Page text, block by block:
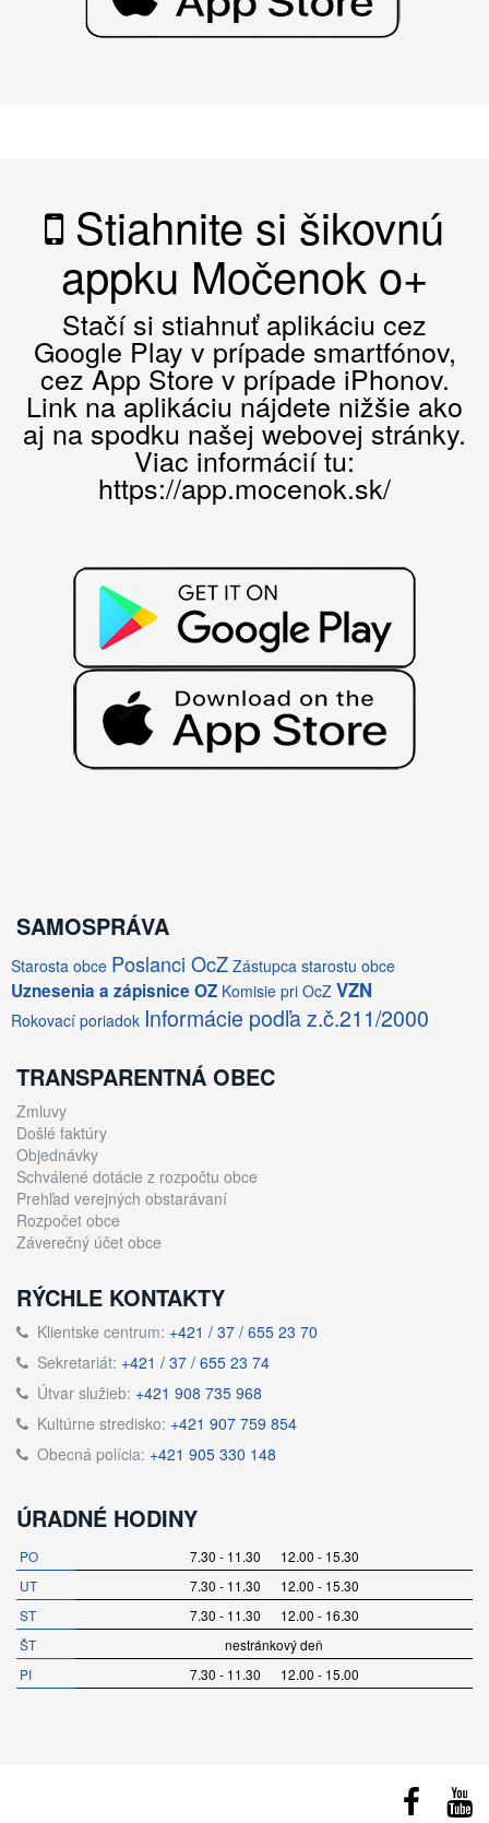
Stiahnite si šikovnú
appku Močenok o+
Stačí si stiahnuť aplikáciu cez
Google Play v prípade smartfónov,
cez App Store v prípade iPhonov.
Link na aplikáciu nájdete nižšie ako
aj na spodku našej webovej stránky.
Viac informácií tu:
https://app.mocenok.sk/
SAMOSPRÁVA
Starosta obce Poslanci OcZ Zástupca starostu obce
Uznesenia a zápisnice OZ Komisie pri OcZ VZN
Rokovací poriadok Informácie podľa z.č.211/2000
TRANSPARENTNÁ OBEC
Zmluvy
Došlé faktúry
Objednávky
Schválené dotácie z rozpočtu obce
Prehľad verejných obstarávaní
Rozpočet obce
Záverečný účet obce
RÝCHLE KONTAKTY
Klientske centrum: +421 / 37 / 655 23 70
Sekretariát: +421 / 37 / 655 23 74
Útvar služieb: +421 908 735 968
Kultúrne stredisko: +421 907 759 854
Obecná polícia: +421 905 330 148
ÚRADNÉ HODINY
PO
7.30 - 11.30 12.00 - 15.30
UT
7.30 - 11.30 12.00 - 15.30
ST
7.30 - 11.30 12.00 - 16.30
ŠT
nestránkový deň
PI
7.30 - 11.30 12.00 - 15.00